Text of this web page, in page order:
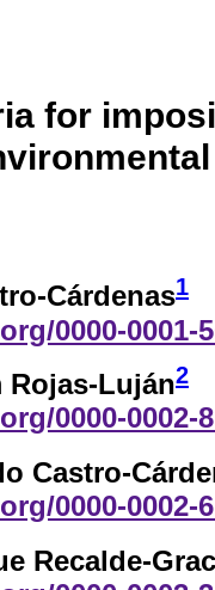
for
Cárdenas1
0000-0001-
Luján2
0000-0002-
Castro-
0000-0002-
Recalde-